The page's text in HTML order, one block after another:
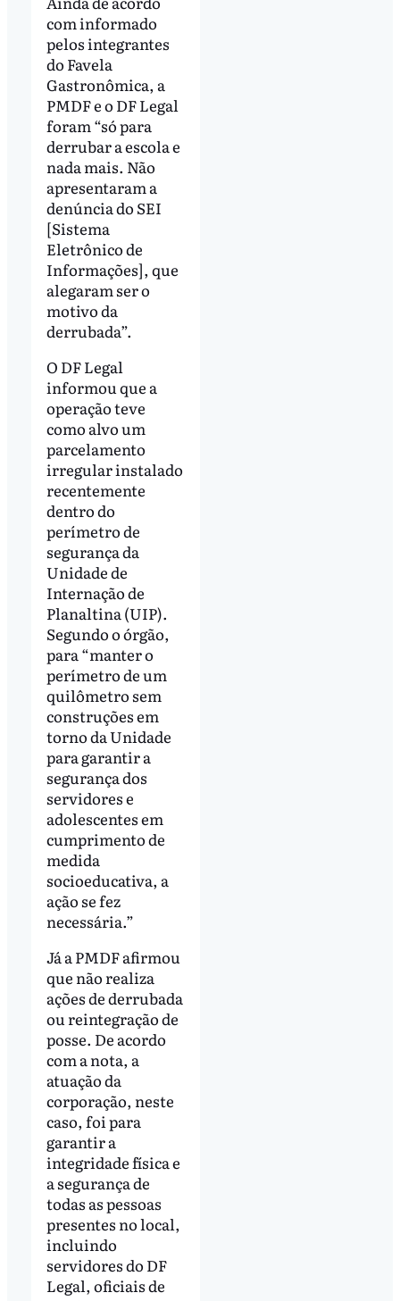
com informado
pelos integrantes
do Favela
Gastronômica, a
PMDF e o DF Legal
foram “só para
derrubar a escola e
nada mais. Não
apresentaram a
denúncia do SEI
[Sistema
Eletrônico de
Informações], que
alegaram ser o
motivo da
derrubada”.
O DF Legal
informou que a
operação teve
como alvo um
parcelamento
irregular instalado
recentemente
dentro do
perímetro de
segurança da
Unidade de
Internação de
Planaltina (UIP).
Segundo o órgão,
para “manter o
perímetro de um
quilômetro sem
construções em
torno da Unidade
para garantir a
segurança dos
servidores e
adolescentes em
cumprimento de
medida
socioeducativa, a
ação se fez
necessária.”
Já a PMDF afirmou
que não realiza
ações de derrubada
ou reintegração de
posse. De acordo
com a nota, a
atuação da
corporação, neste
caso, foi para
garantir a
integridade física e
a segurança de
todas as pessoas
presentes no local,
incluindo
servidores do DF
Legal, oficiais de